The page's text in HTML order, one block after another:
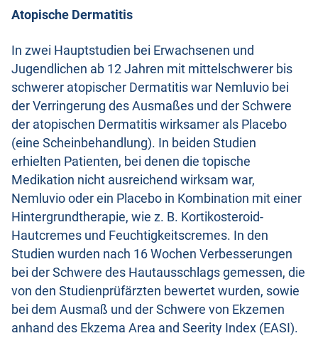
Atopische Dermatitis
In zwei Hauptstudien bei Erwachsenen und
Jugendlichen ab 12 Jahren mit mittelschwerer bis
schwerer atopischer Dermatitis war Nemluvio bei
der Verringerung des Ausmaßes und der Schwere
der atopischen Dermatitis wirksamer als Placebo
(eine Scheinbehandlung). In beiden Studien
erhielten Patienten, bei denen die topische
Medikation nicht ausreichend wirksam war,
Nemluvio oder ein Placebo in Kombination mit einer
Hintergrundtherapie, wie z. B. Kortikosteroid-
Hautcremes und Feuchtigkeitscremes. In den
Studien wurden nach 16 Wochen Verbesserungen
bei der Schwere des Hautausschlags gemessen, die
von den Studienprüfärzten bewertet wurden, sowie
bei dem Ausmaß und der Schwere von Ekzemen
anhand des Ekzema Area and Seerity Index (EASI).